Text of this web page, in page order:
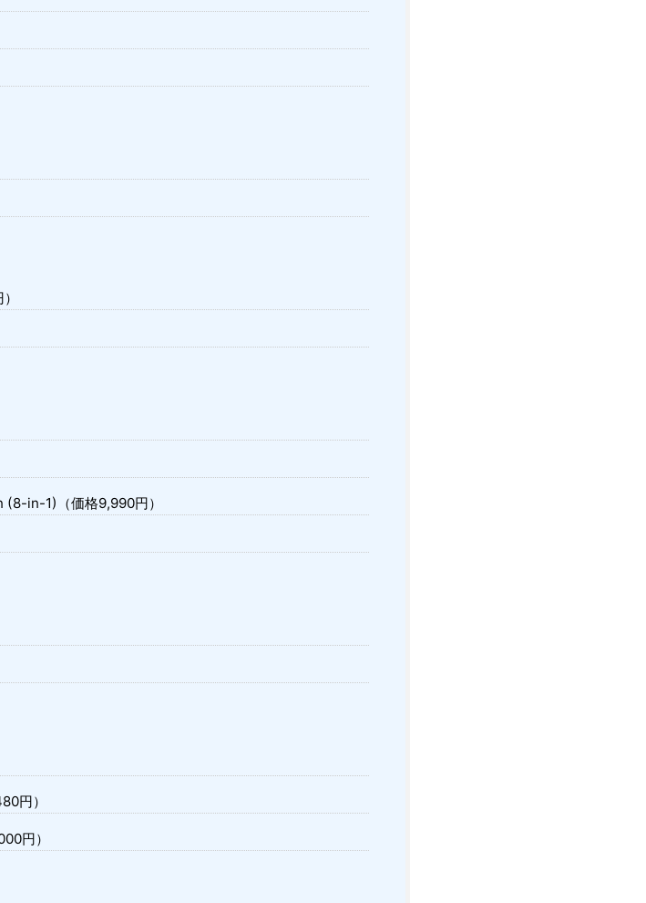
in-1)（価格9,990円）
円）
円）